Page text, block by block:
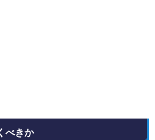
べきか